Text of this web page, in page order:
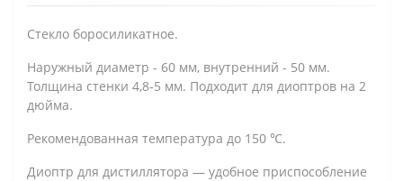
Стекло боросиликатное.
Наружный диаметр - 60 мм, внутренний - 50 мм.
Толщина стенки 4,8-5 мм. Подходит для диоптров на 2
дюйма.
Рекомендованная температура до 150 ℃.
Диоптр для дистиллятора — удобное приспособление